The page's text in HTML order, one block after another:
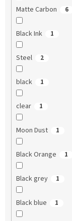
Matte Carbon 6
Black Ink 1
Steel 2
black 1
clear 1
Moon Dust 1
Black Orange 1
Black grey 1
Black blue 1